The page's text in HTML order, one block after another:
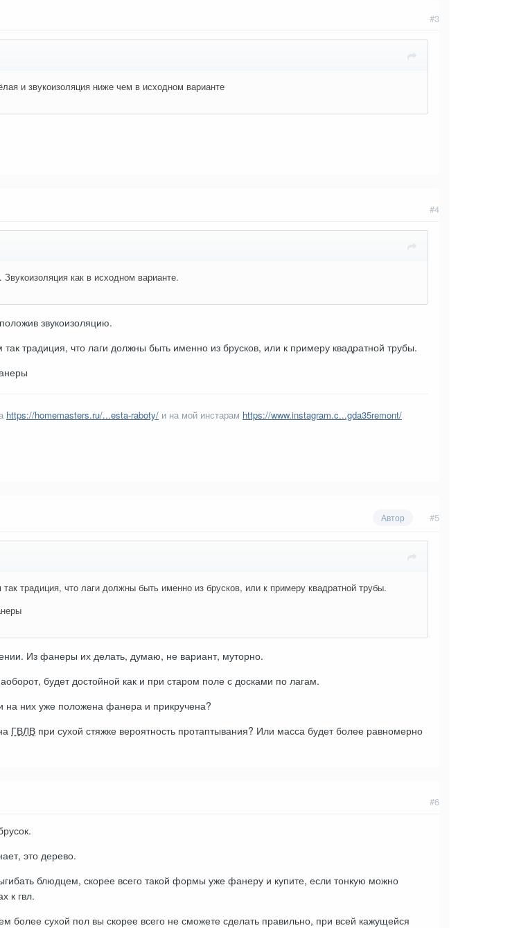
#3
и звукоизоляция ниже чем в исходном варианте
#4
как в исходном варианте.
звукоизоляцию.
так традиция, что лаги должны быть именно из брусков, или к примеру квадратной трубы.
https://homemasters.ru/...esta-raboty/ и на мой инстарам https://www.instagram.c...gda35remont/
Автор #5
традиция, что лаги должны быть именно из брусков, или к примеру квадратной трубы.
Из фанеры их делать, думаю, не вариант, муторно.
будет достойной как и при старом поле с досками по лагам.
на них уже положена фанера и прикручена?
ГВЛВ при сухой стяжке вероятность протаптывания? Или масса будет более равномерно
#6
это дерево.
блюдцем, скорее всего такой формы уже фанеру и купите, если тонкую можно
к гвл.
более сухой пол вы скорее всего не сможете сделать правильно, при всей кажущейся